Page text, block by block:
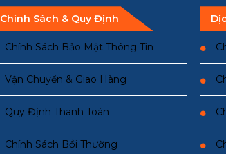
Chính Sách & Quy Định
Chính Sách Bảo Mật Thông Tin
Vận Chuyển & Giao Hàng
Quy Định Thanh Toán
Chính Sách Bồi Thường